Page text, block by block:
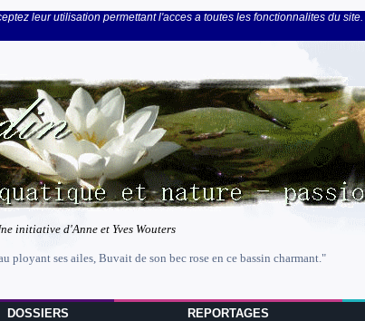
leur utilisation permettant l'acces a toutes les fonctionnalites du site.
initiative d'Anne et Yves Wouters
ployant ses ailes, Buvait de son bec rose en ce bassin charmant."
DOSSIERS REPORTAGES